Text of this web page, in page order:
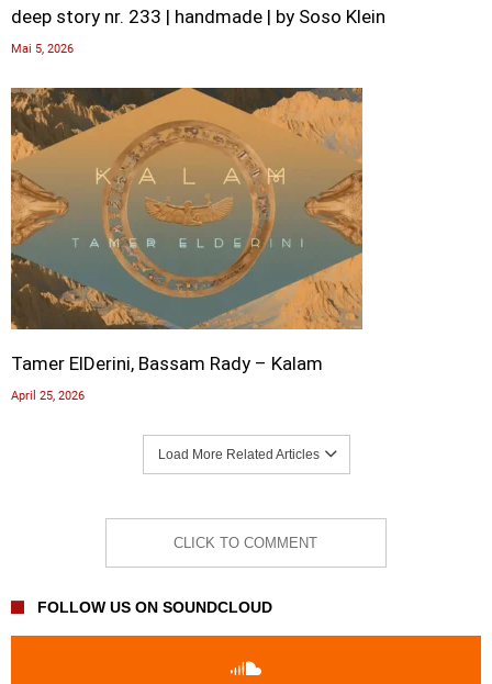
deep story nr. 233 | handmade | by Soso Klein
Mai 5, 2026
Tamer ElDerini, Bassam Rady – Kalam
April 25, 2026
Load More Related Articles
CLICK TO COMMENT
FOLLOW US ON SOUNDCLOUD